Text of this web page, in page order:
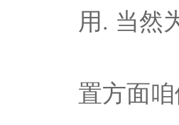
用. 当然
置方面